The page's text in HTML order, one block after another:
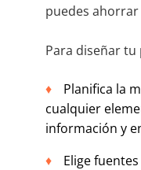
puedes
Para diseñar
Planifica la
cualquier
información y
Elige